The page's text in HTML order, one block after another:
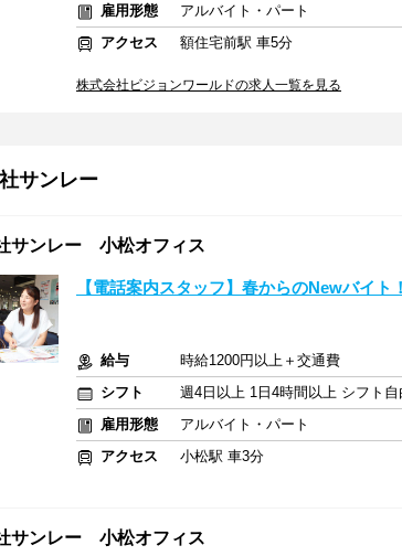
雇用形態
アルバイト・パート
アクセス
額住宅前駅 車5分
株式会社ビジョンワールドの求人一覧を見る
サンレー
サンレー 小松オフィス
【電話案内スタッフ】春からのNewバイ
給与
時給1200円以上＋交通費
シフト
週4日以上 1日4時間以上 シフト
雇用形態
アルバイト・パート
アクセス
小松駅 車3分
サンレー 小松オフィス